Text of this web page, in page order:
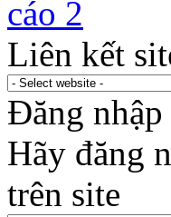
Liên kết
Đăng
Hãy đăng
trên site